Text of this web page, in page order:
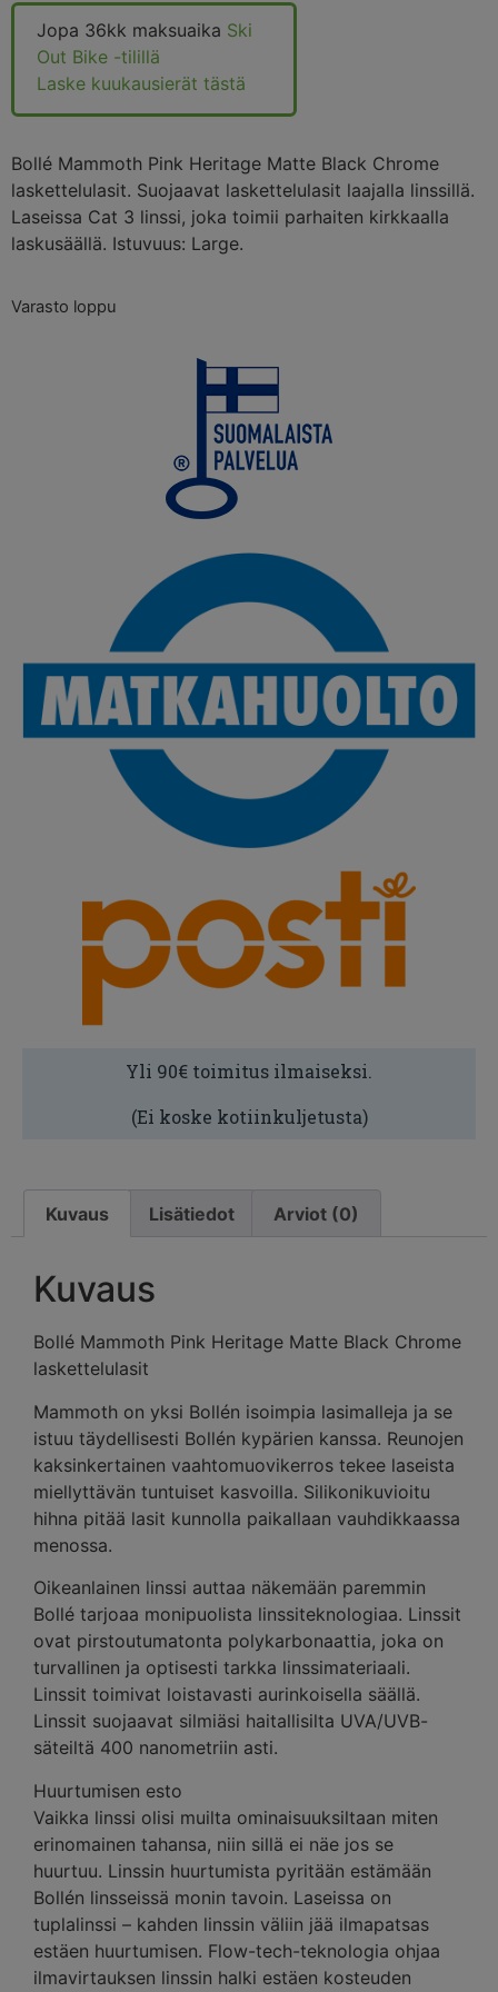
Jopa 36kk maksuaika Ski
Out Bike -tilillä
Laske kuukausierät tästä
Bollé Mammoth Pink Heritage Matte Black Chrome
laskettelulasit. Suojaavat laskettelulasit laajalla linssillä.
Laseissa Cat 3 linssi, joka toimii parhaiten kirkkaalla
laskusäällä. Istuvuus: Large.
Varasto loppu
Yli 90€ toimitus ilmaiseksi.
(Ei koske kotiinkuljetusta)
Kuvaus Lisätiedot Arviot (0)
Kuvaus
Bollé Mammoth Pink Heritage Matte Black Chrome
laskettelulasit
Mammoth on yksi Bollén isoimpia lasimalleja ja se
istuu täydellisesti Bollén kypärien kanssa. Reunojen
kaksinkertainen vaahtomuovikerros tekee laseista
miellyttävän tuntuiset kasvoilla. Silikonikuvioitu
hihna pitää lasit kunnolla paikallaan vauhdikkaassa
menossa.
Oikeanlainen linssi auttaa näkemään paremmin
Bollé tarjoaa monipuolista linssiteknologiaa. Linssit
ovat pirstoutumatonta polykarbonaattia, joka on
turvallinen ja optisesti tarkka linssimateriaali.
Linssit toimivat loistavasti aurinkoisella säällä.
Linssit suojaavat silmiäsi haitallisilta UVA/UVB-
säteiltä 400 nanometriin asti.
Huurtumisen esto
Vaikka linssi olisi muilta ominaisuuksiltaan miten
erinomainen tahansa, niin sillä ei näe jos se
huurtuu. Linssin huurtumista pyritään estämään
Bollén linsseissä monin tavoin. Laseissa on
tuplalinssi – kahden linssin väliin jää ilmapatsas
estäen huurtumisen. Flow-tech-teknologia ohjaa
ilmavirtauksen linssin halki estäen kosteuden